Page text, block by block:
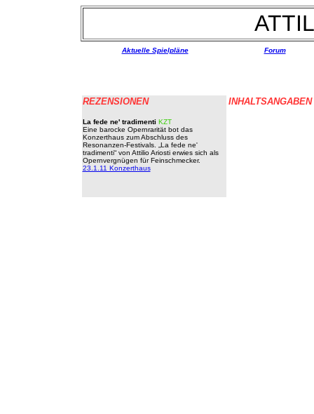
Aktuelle Spielpläne Forum
REZENSIONEN
La fede ne' tradimenti KZT
Eine barocke Opernrarität bot das
Konzerthaus zum Abschluss des
Resonanzen-Festivals. „La fede ne'
tradimenti“ von Attilio Ariosti erwies sich als
Opernvergnügen für Feinschmecker.
23.1.11 Konzerthaus
INHALTSANGABEN